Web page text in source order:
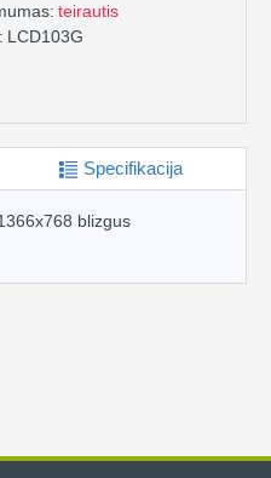
teirautis
LCD103G
Specifikacija
blizgus